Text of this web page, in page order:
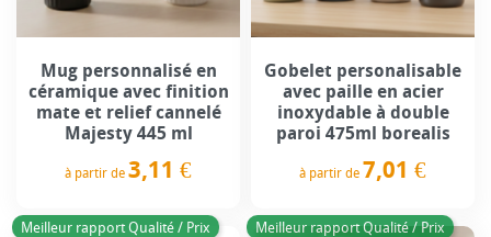
Mug personnalisé en
céramique avec finition
mate et relief cannelé
Majesty 445 ml
à partir de 3,11 €
Gobelet personalisable
avec paille en acier
inoxydable à double
paroi 475ml borealis
à partir de 7,01 €
Meilleur rapport Qualité / Prix
Meilleur rapport Qualité / Prix